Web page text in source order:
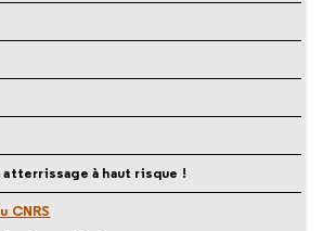
atterrissage à haut risque !
CNRS